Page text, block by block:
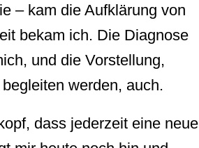
– kam die Aufklärung von
bekam ich. Die Diagnose
und die Vorstellung,
werden, auch.
dass jederzeit eine neue